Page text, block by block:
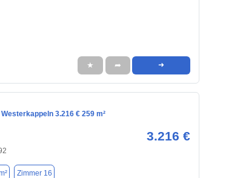
★ ➦ ➜
3.216 € 259 m²
3.216 €
Zimmer 16